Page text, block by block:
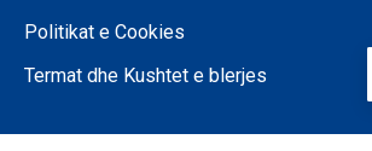
Politikat e Cookies
Termat dhe Kushtet e blerjes